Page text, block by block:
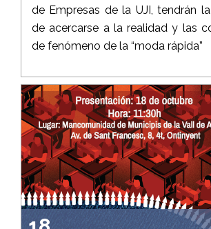
de Empresas de la UJI, tendrán
de acercarse a la realidad y las
de fenómeno de la “moda rápida”